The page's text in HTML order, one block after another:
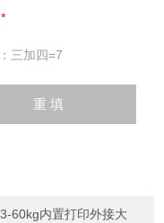
三加四=7
60kg内置打印外接大